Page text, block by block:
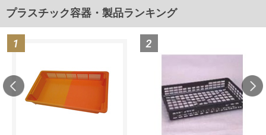
プラスチック容器・製品ランキング